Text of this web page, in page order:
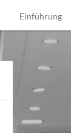
Einführung